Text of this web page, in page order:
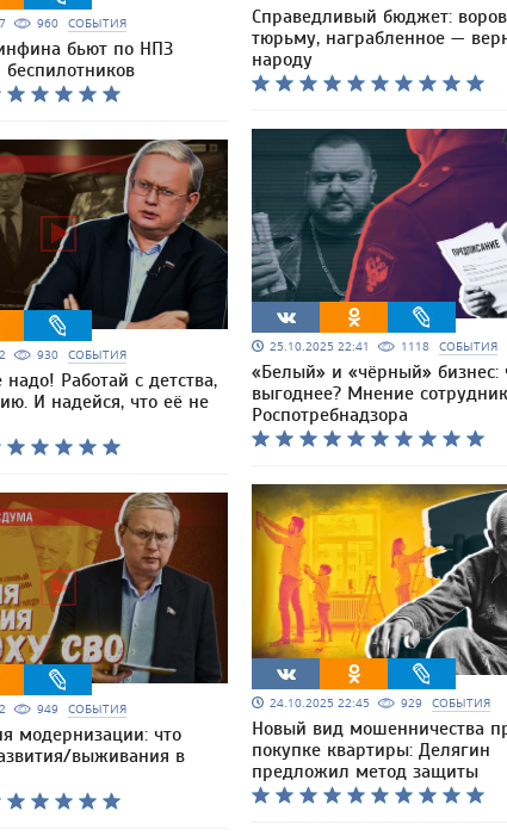
960 СОБЫТИЯ
бьют по НПЗ
930 СОБЫТИЯ
надо! Работай с детства,
И надейся, что её не
949 СОБЫТИЯ
модернизации: что
выживания в
Справедливый бюджет:
тюрьму, награбленное —
народу
25.10.2025 22:41 1118 СОБЫТИЯ
«Белый» и «чёрный» бизнес:
выгоднее? Мнение
Роспотребнадзора
24.10.2025 22:45 929 СОБЫТИЯ
Новый вид мошенничества
покупке квартиры: Делягин
предложил метод защиты